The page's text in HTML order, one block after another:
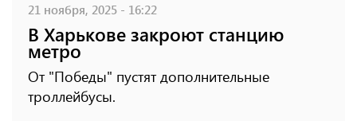
21 ноября, 2025 - 16:22
В Харькове закроют станцию ​​
метро
От "Победы" пустят дополнительные
троллейбусы.